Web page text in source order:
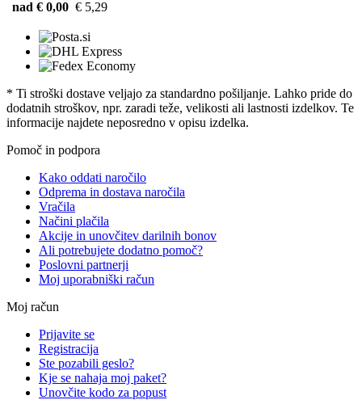
nad € 0,00 € 5,29
* Ti stroški dostave veljajo za standardno pošiljanje. Lahko pride do
dodatnih stroškov, npr. zaradi teže, velikosti ali lastnosti izdelkov. Te
informacije najdete neposredno v opisu izdelka.
Pomoč in podpora
Kako oddati naročilo
Odprema in dostava naročila
Vračila
Načini plačila
Akcije in unovčitev darilnih bonov
Ali potrebujete dodatno pomoč?
Poslovni partnerji
Moj uporabniški račun
Moj račun
Prijavite se
Registracija
Ste pozabili geslo?
Kje se nahaja moj paket?
Unovčite kodo za popust